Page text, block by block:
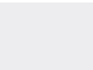
miejscach wśród